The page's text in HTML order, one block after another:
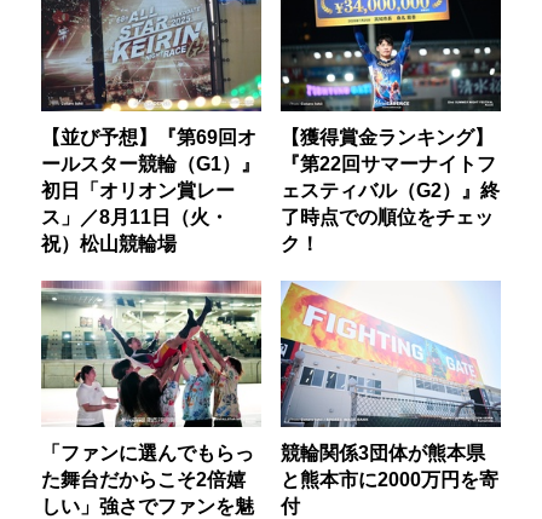
【並び予想】『第69回オ
ールスター競輪（G1）』
初日「オリオン賞レー
ス」／8月11日（火・
祝）松山競輪場
【獲得賞金ランキング】
『第22回サマーナイトフ
ェスティバル（G2）』終
了時点での順位をチェッ
ク！
「ファンに選んでもらっ
た舞台だからこそ2倍嬉
しい」強さでファンを魅
競輪関係3団体が熊本県
と熊本市に2000万円を寄
付